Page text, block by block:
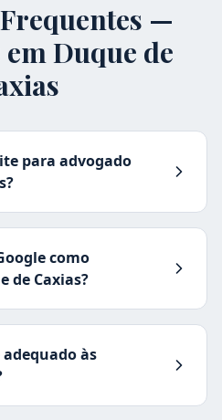
—
emDuque de
para advogado
como
de Caxias?
adequado às